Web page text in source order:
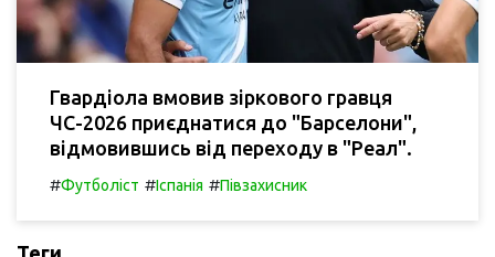
Гвардіола вмовив зіркового гравця
ЧС-2026 приєднатися до "Барселони",
відмовившись від переходу в "Реал".
#Футболіст #Іспанія #Півзахисник
Теги